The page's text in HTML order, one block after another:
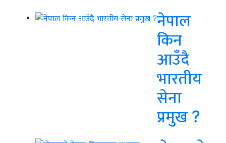
नेपाल
किन
आउँदै
भारतीय
सेना
प्रमुख ?